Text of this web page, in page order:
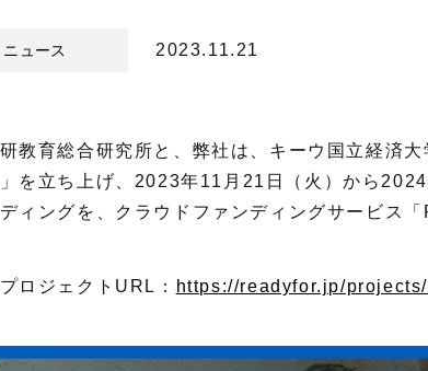
ニュース 2023.11.21
教育総合研究所と、弊社は、キーウ国立経済
」を立ち上げ、2023年11月21日（火）から
ィングを、クラウドファンディングサービス
プロジェクトURL： https://readyfor.jp/